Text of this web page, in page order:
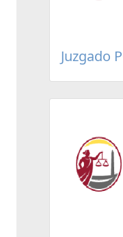
Juzgado